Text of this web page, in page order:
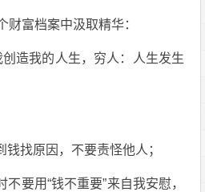
富档案中汲取精华：
我的人生，穷人：人生发生
找原因，不要责怪他人；
用“钱不重要”来自我安慰，